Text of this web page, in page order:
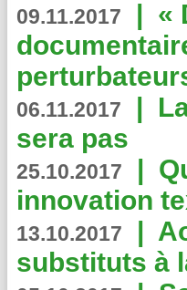
09.11.2017 | «
06.11.2017 |
sera pas
25.10.2017 |
innovation
13.10.2017 |
substituts à